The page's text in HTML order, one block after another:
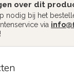
over dit
nodig bij het
via